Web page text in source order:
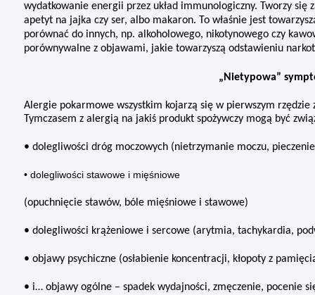
wydatkowanie energii przez układ immunologiczny. Tworzy
apetyt na jajka czy ser, albo makaron. To właśnie jest
porównać do innych, np. alkoholowego, nikotynowe­go czy
porównywalne z objawami, jakie towa­rzyszą odstawieniu
„Nietypowa”
Alergie pokarmowe wszystkim ko­jarzą się w pierwszym
Tymczasem z alergią na jakiś produkt spożywczy mogą być
• dolegliwości dróg moczowych (nietrzymanie moczu,
• dolegliwości stawowe i mięśniowe
(opuchnięcie stawów, bóle mięśniowe i stawowe)
• dolegliwości krążeniowe i sercowe (arytmia, tachykardia,
• objawy psychiczne (osłabienie koncentracji, kłopoty z
• i… objawy ogólne – spadek wydaj­ności, zmęczenie, pocenie